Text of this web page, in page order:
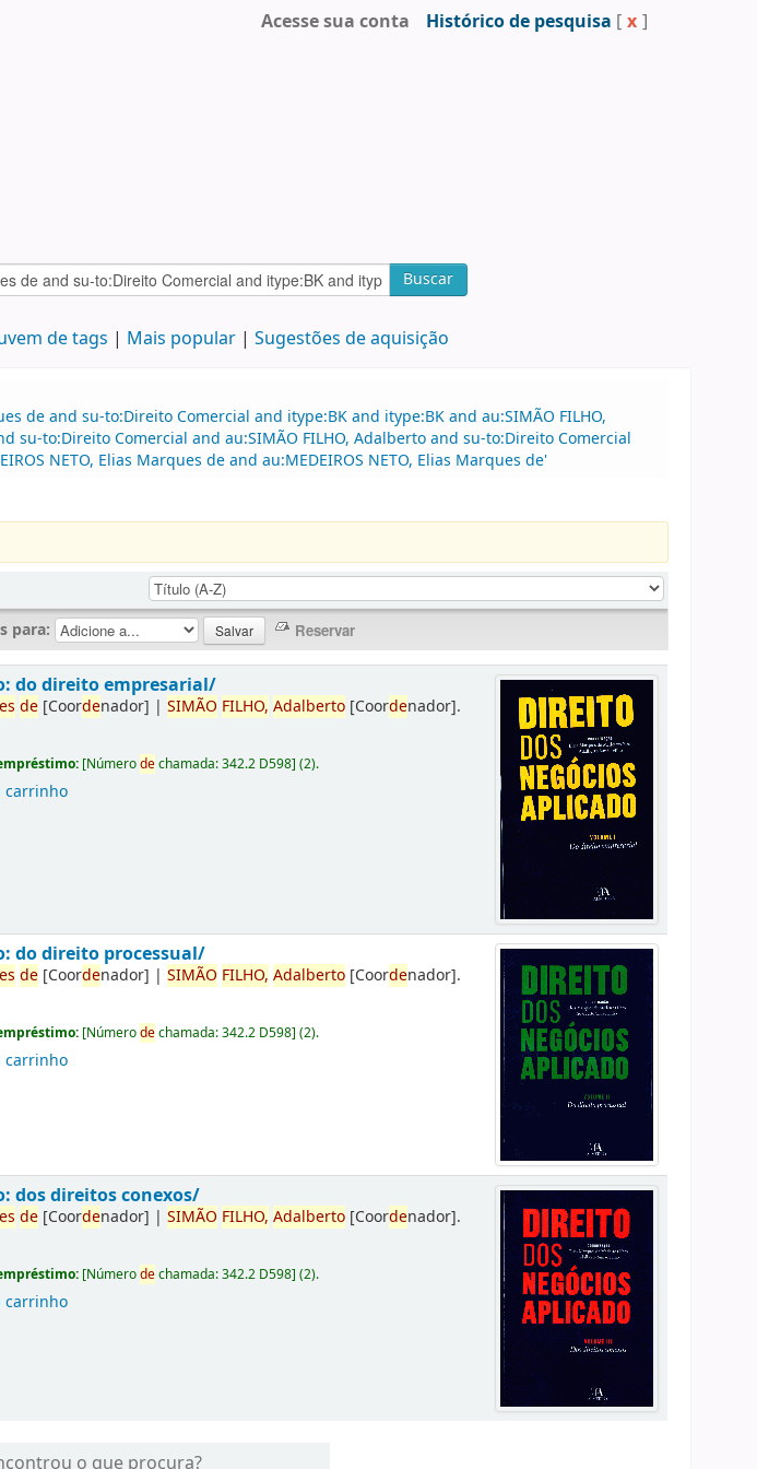
Acesse sua conta Histórico de pesquisa [ x ]
Buscar
de tags Mais popular Sugestões de aquisição
de and su-to:Direito Comercial and itype:BK and itype:BK and au:SIMÃO FILHO,
su-to:Direito Comercial and au:SIMÃO FILHO, Adalberto and su-to:Direito Comercial
NETO, Elias Marques de and au:MEDEIROS NETO, Elias Marques de'
para:
do direito empresarial/
de [Coordenador] |SIMÃO FILHO, Adalberto [Coordenador].
[Númerodechamada:342.2 D598](2).
carrinho
do direito processual/
de [Coordenador] |SIMÃO FILHO, Adalberto [Coordenador].
[Númerodechamada:342.2 D598](2).
carrinho
dos direitos conexos/
de [Coordenador] |SIMÃO FILHO, Adalberto [Coordenador].
[Númerodechamada:342.2 D598](2).
carrinho